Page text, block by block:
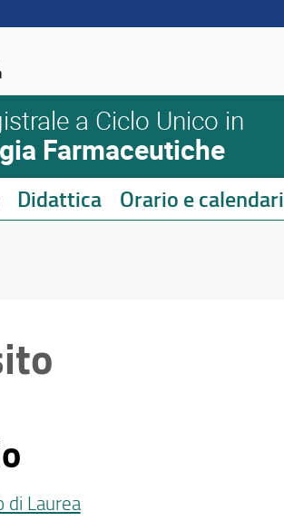
a Ciclo Unico in
Farmaceutiche
Didattica Orario e calendari
di Laurea